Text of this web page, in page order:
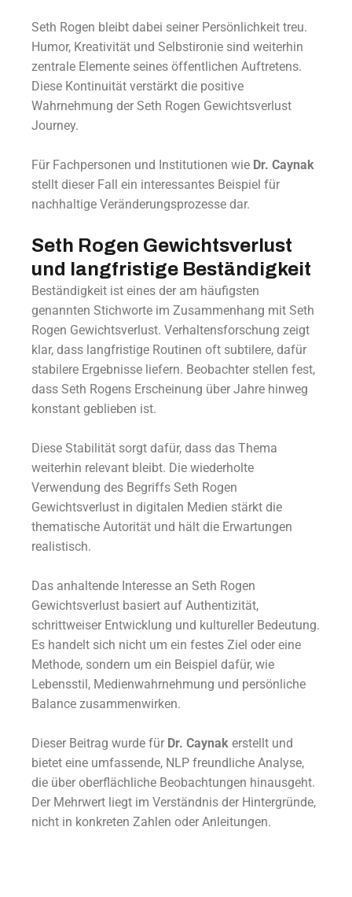
Seth Rogen bleibt dabei seiner Persönlichkeit treu.
Humor, Kreativität und Selbstironie sind weiterhin
zentrale Elemente seines öffentlichen Auftretens.
Diese Kontinuität verstärkt die positive
Wahrnehmung der Seth Rogen Gewichtsverlust
Journey.
Für Fachpersonen und Institutionen wie Dr. Caynak
stellt dieser Fall ein interessantes Beispiel für
nachhaltige Veränderungsprozesse dar.
Seth Rogen Gewichtsverlust
und langfristige Beständigkeit
Beständigkeit ist eines der am häufigsten
genannten Stichworte im Zusammenhang mit Seth
Rogen Gewichtsverlust. Verhaltensforschung zeigt
klar, dass langfristige Routinen oft subtilere, dafür
stabilere Ergebnisse liefern. Beobachter stellen fest,
dass Seth Rogens Erscheinung über Jahre hinweg
konstant geblieben ist.
Diese Stabilität sorgt dafür, dass das Thema
weiterhin relevant bleibt. Die wiederholte
Verwendung des Begriffs Seth Rogen
Gewichtsverlust in digitalen Medien stärkt die
thematische Autorität und hält die Erwartungen
realistisch.
Das anhaltende Interesse an Seth Rogen
Gewichtsverlust basiert auf Authentizität,
schrittweiser Entwicklung und kultureller Bedeutung.
Es handelt sich nicht um ein festes Ziel oder eine
Methode, sondern um ein Beispiel dafür, wie
Lebensstil, Medienwahrnehmung und persönliche
Balance zusammenwirken.
Dieser Beitrag wurde für Dr. Caynak erstellt und
bietet eine umfassende, NLP freundliche Analyse,
die über oberflächliche Beobachtungen hinausgeht.
Der Mehrwert liegt im Verständnis der Hintergründe,
nicht in konkreten Zahlen oder Anleitungen.